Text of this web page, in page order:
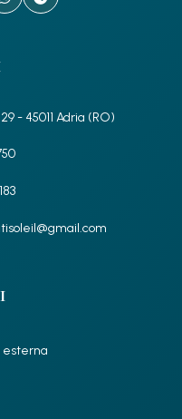
- 45011 Adria (RO)
esterna